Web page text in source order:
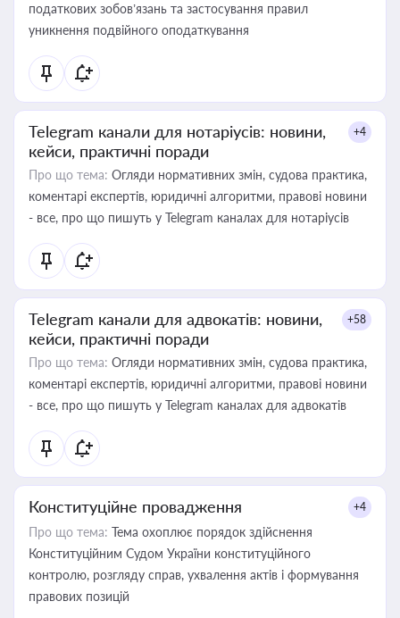
податкових зобов’язань та застосування правил
уникнення подвійного оподаткування
Telegram канали для нотаріусів: новини,
кейси, практичні поради
+4
Про що тема: Огляди нормативних змін, судова практика,
коментарі експертів, юридичні алгоритми, правові новини
- все, про що пишуть у Telegram каналах для нотаріусів
Telegram канали для адвокатів: новини,
кейси, практичні поради
+58
Про що тема: Огляди нормативних змін, судова практика,
коментарі експертів, юридичні алгоритми, правові новини
- все, про що пишуть у Telegram каналах для адвокатів
Конституційне провадження +4
Про що тема: Тема охоплює порядок здійснення
Конституційним Судом України конституційного
контролю, розгляду справ, ухвалення актів і формування
правових позицій